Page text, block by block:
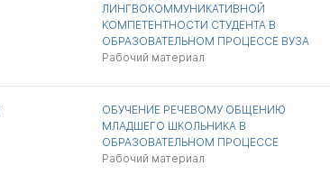
ЛИНГВОКОММУНИКАТИВНОЙ
КОМПЕТЕНТНОСТИ СТУДЕНТА В
ОБРАЗОВАТЕЛЬНОМ ПРОЦЕССЕ ВУЗА
Рабочий материал
ОБУЧЕНИЕ РЕЧЕВОМУ ОБЩЕНИЮ
МЛАДШЕГО ШКОЛЬНИКА В
ОБРАЗОВАТЕЛЬНОМ ПРОЦЕССЕ
Рабочий материал